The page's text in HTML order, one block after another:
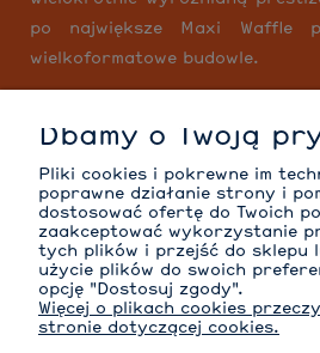
po największe Maxi Waffle
wielkoformatowe budowle.
MOJE
Dbamy o Twoją
Pliki cookies i pokrewne im
poprawne działanie strony i
dostosować ofertę do Twoich
zaakceptować wykorzystanie
tych plików i przejść do sklepu
użycie plików do swoich
opcję "Dostosuj zgody".
Więcej o plikach cookies
stronie dotyczącej cookies.